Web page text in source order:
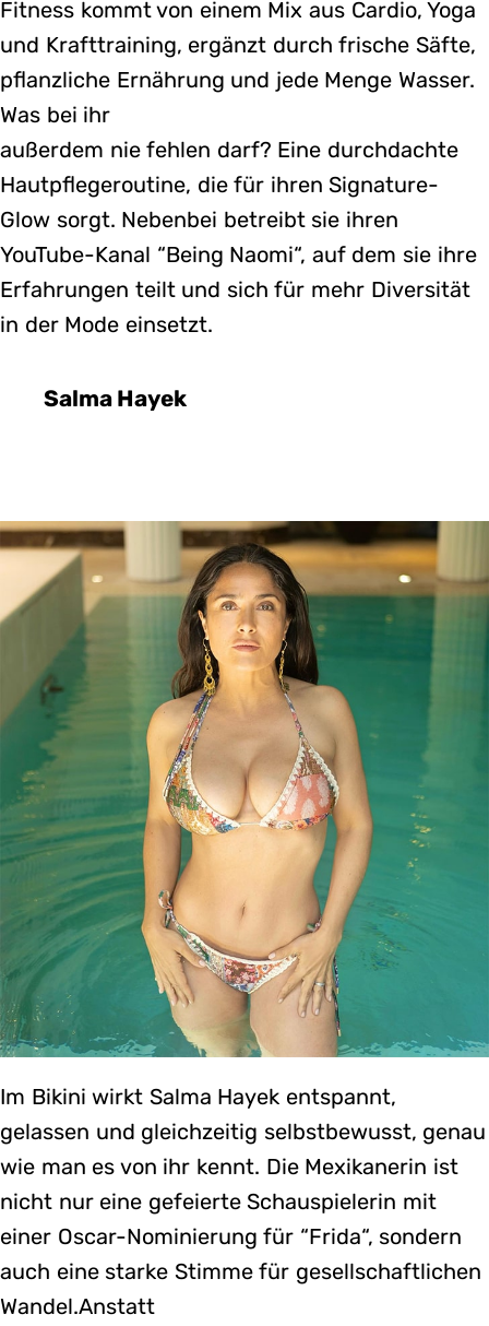
Fitness kommt von einem Mix aus Cardio, Yoga
und Krafttraining, ergänzt durch frische Säfte,
pflanzliche Ernährung und jede Menge Wasser.
Was bei ihr
außerdem nie fehlen darf? Eine durchdachte
Hautpflegeroutine, die für ihren Signature-
Glow sorgt. Nebenbei betreibt sie ihren
YouTube-Kanal “Being Naomi“, auf dem sie ihre
Erfahrungen teilt und sich für mehr Diversität
in der Mode einsetzt.
Salma Hayek
Im Bikini wirkt Salma Hayek entspannt,
gelassen und gleichzeitig selbstbewusst, genau
wie man es von ihr kennt. Die Mexikanerin ist
nicht nur eine gefeierte Schauspielerin mit
einer Oscar-Nominierung für “Frida“, sondern
auch eine starke Stimme für gesellschaftlichen
Wandel.Anstatt